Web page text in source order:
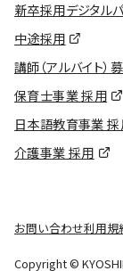
新卒採用デジタル
中途採用
講師（アルバイト）
保育士事業 採用
日本語教育事業
介護事業 採用
お問い合わせ利用規
Copyright ©